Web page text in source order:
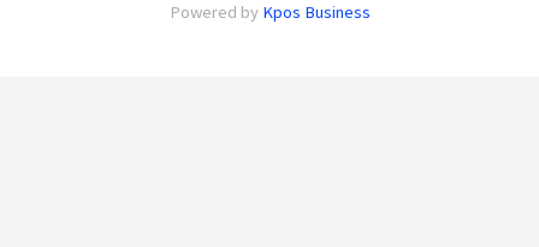
Powered by Kpos Business